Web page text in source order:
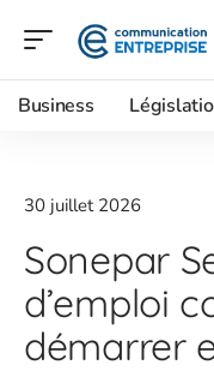
Business
30 juillet 2026
Sonepar
d’emploi
démarrer